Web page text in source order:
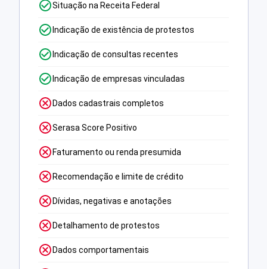
Situação na Receita Federal
Indicação de existência de protestos
Indicação de consultas recentes
Indicação de empresas vinculadas
Dados cadastrais completos
Serasa Score Positivo
Faturamento ou renda presumida
Recomendação e limite de crédito
Dívidas, negativas e anotações
Detalhamento de protestos
Dados comportamentais